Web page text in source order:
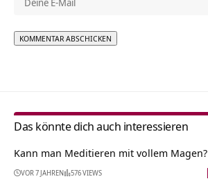
Das könnte dich auch interessieren
Kann man Meditieren mit vollem Magen?
VOR 7 JAHREN 576 VIEWS